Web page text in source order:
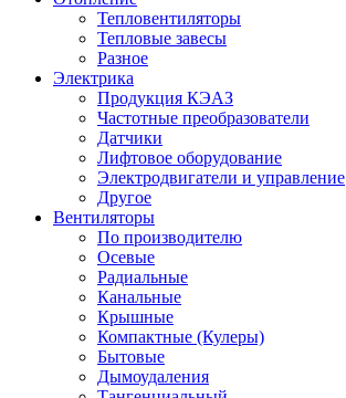
Тепловентиляторы
Тепловые завесы
Разное
Электрика
Продукция КЭАЗ
Частотные преобразователи
Датчики
Лифтовое оборудование
Электродвигатели и управление
Другое
Вентиляторы
По производителю
Осевые
Радиальные
Канальные
Крышные
Компактные (Кулеры)
Бытовые
Дымоудаления